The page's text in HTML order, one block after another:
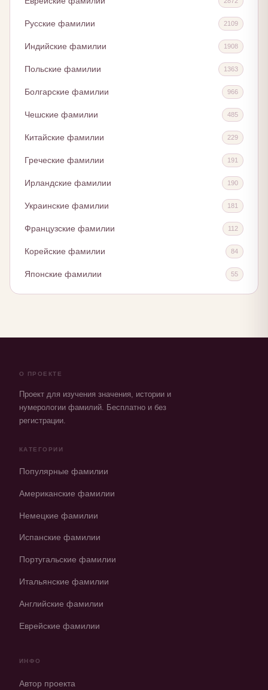
Русские фамилии 2109
Индийские фамилии 1908
Польские фамилии 1363
Болгарские фамилии 966
Чешские фамилии 485
Китайские фамилии 229
Греческие фамилии 191
Ирландские фамилии 190
Украинские фамилии 181
Французские фамилии 112
Корейские фамилии 84
Японские фамилии 55
О ПРОЕКТЕ
Проект для изучения значения, истории и
нумерологии фамилий. Бесплатно и без
регистрации.
КАТЕГОРИИ
Популярные фамилии
Американские фамилии
Немецкие фамилии
Испанские фамилии
Португальские фамилии
Итальянские фамилии
Английские фамилии
Еврейские фамилии
ИНФО
Автор проекта